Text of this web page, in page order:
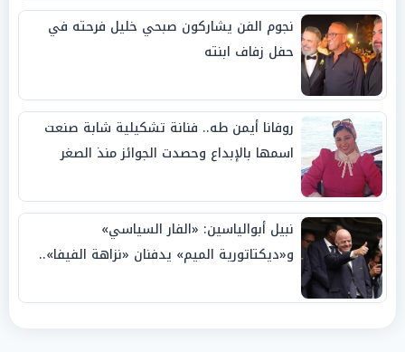
نجوم الفن يشاركون صبحي خليل فرحته في
حفل زفاف ابنته
روفانا أيمن طه.. فنانة تشكيلية شابة صنعت
اسمها بالإبداع وحصدت الجوائز منذ الصغر
نبيل أبوالياسين: «الفار السياسي»
و«ديكتاتورية الميم» يدفنان «نزاهة الفيفا»..